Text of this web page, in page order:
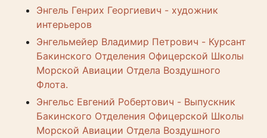
Энгель Генрих Георгиевич - художник
интерьеров
Энгельмейер Владимир Петрович - Курсант
Бакинского Отделения Офицерской Школы
Морской Авиации Отдела Воздушного
Флота.
Энгельс Евгений Робертович - Выпускник
Бакинского Отделения Офицерской Школы
Морской Авиации Отдела Воздушного